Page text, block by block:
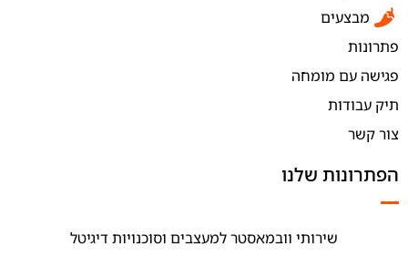
מבצעים
פתרונות
פגישה עם מומחה
תיק עבודות
צור קשר
הפתרונות שלנו
שירותי וובמאסטר למעצבים וסוכנויות דיגיטל